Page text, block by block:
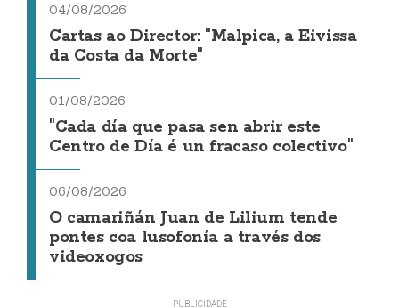
04/08/2026
Cartas ao Director: "Malpica, a Eivissa
da Costa da Morte"
01/08/2026
"Cada día que pasa sen abrir este
Centro de Día é un fracaso colectivo"
06/08/2026
O camariñán Juan de Lilium tende
pontes coa lusofonía a través dos
videoxogos